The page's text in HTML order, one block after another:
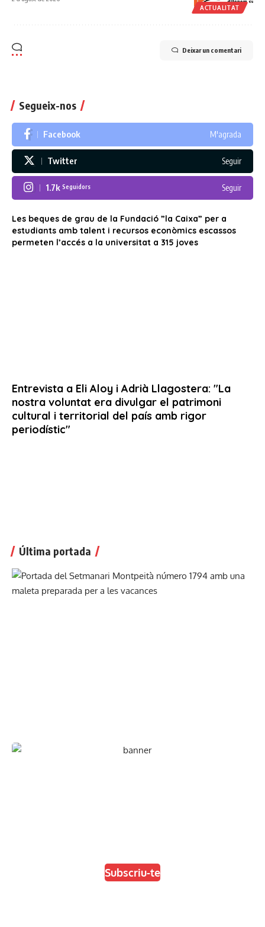
ACTUALITAT
Deixar un comentari
Segueix-nos
Facebook M'agrada
Twitter Seguir
1.7k Seguidors Seguir
Última portada
Subscriu-te